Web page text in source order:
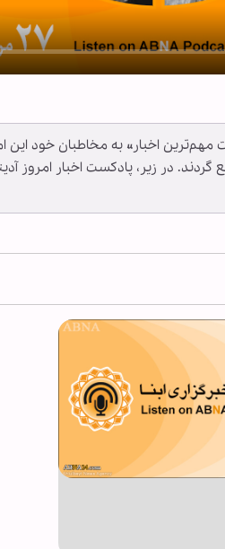
مهم‌ترین اخبار» به مخاطبان خود